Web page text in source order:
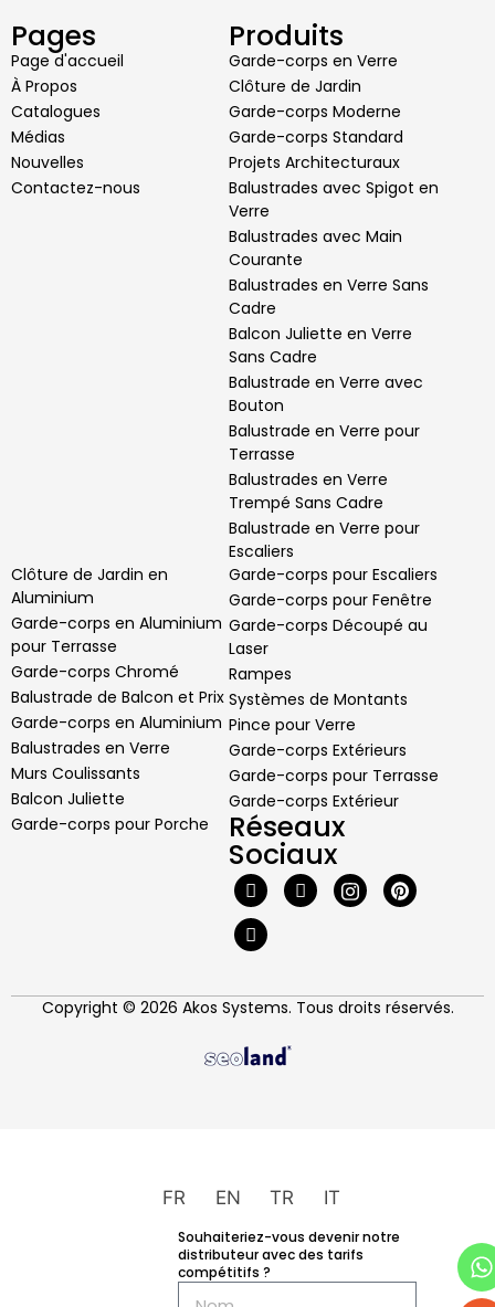
Pages
Page d'accueil
À Propos
Catalogues
Médias
Nouvelles
Contactez-nous
Produits
Garde-corps en Verre
Clôture de Jardin
Garde-corps Moderne
Garde-corps Standard
Projets Architecturaux
Balustrades avec Spigot en
Verre
Balustrades avec Main
Courante
Balustrades en Verre Sans
Cadre
Balcon Juliette en Verre
Sans Cadre
Balustrade en Verre avec
Bouton
Balustrade en Verre pour
Terrasse
Balustrades en Verre
Trempé Sans Cadre
Balustrade en Verre pour
Escaliers
Clôture de Jardin en
Aluminium
Garde-corps en Aluminium
pour Terrasse
Garde-corps Chromé
Balustrade de Balcon et Prix
Garde-corps en Aluminium
Balustrades en Verre
Murs Coulissants
Balcon Juliette
Garde-corps pour Porche
Garde-corps pour Escaliers
Garde-corps pour Fenêtre
Garde-corps Découpé au
Laser
Rampes
Systèmes de Montants
Pince pour Verre
Garde-corps Extérieurs
Garde-corps pour Terrasse
Garde-corps Extérieur
Réseaux
Sociaux
Copyright © 2026 Akos Systems. Tous droits réservés.
Je souhaiterais obtenir
davantage d'informations
Souhaiteriez-vous devenir notre
distributeur avec des tarifs
compétitifs ?
FR EN TR IT